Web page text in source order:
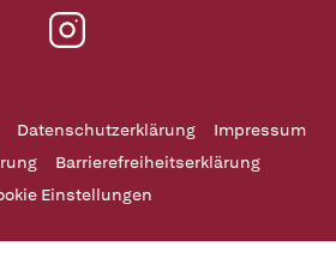
Datenschutzerklärung
Impressum
Barrierefreiheitserklärung
Einstellungen